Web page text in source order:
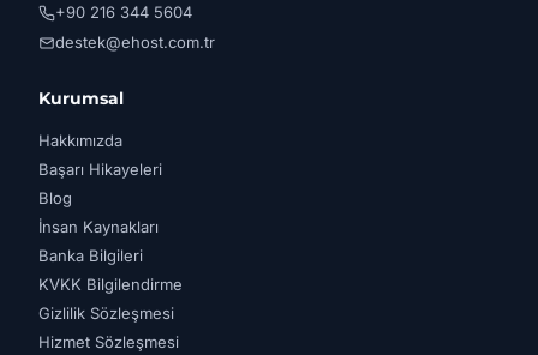
+90 216 344 5604
destek@ehost.com.tr
Kurumsal
Hakkımızda
Başarı Hikayeleri
Blog
İnsan Kaynakları
Banka Bilgileri
KVKK Bilgilendirme
Gizlilik Sözleşmesi
Hizmet Sözleşmesi